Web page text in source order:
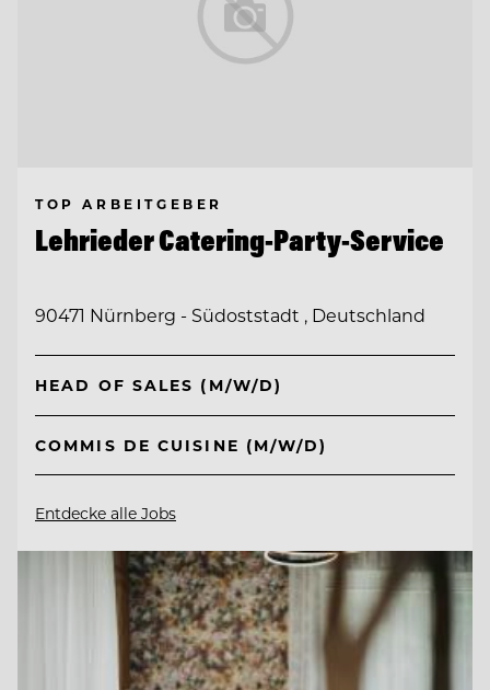
TOP ARBEITGEBER
Lehrieder Catering-Party-Service
90471 Nürnberg - Südoststadt , Deutschland
HEAD OF SALES (M/W/D)
COMMIS DE CUISINE (M/W/D)
Entdecke alle Jobs